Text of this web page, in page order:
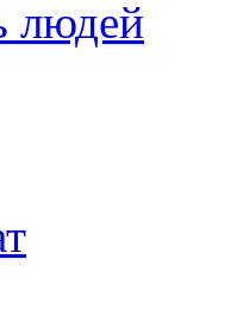
людей